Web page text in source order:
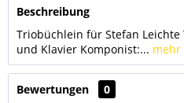
Beschreibung
Triobüchlein für Stefan
und Klavier Komponist:... mehr
Bewertungen 0